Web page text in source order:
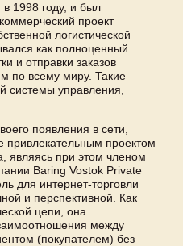
1998 году, и был
проект
логистической
как полноценный
и отправки заказов
по всему миру. Такие
системы управления,
появления в сети,
привлекательным проектом
являясь при этом членом
Baring Vostok Private
для интернет-торговли
и перспективной. Как
цепи, она
между
(покупателем) без